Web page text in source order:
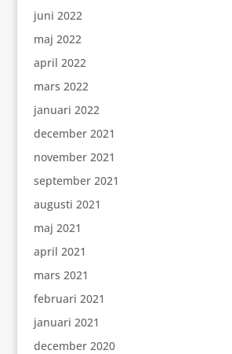
juni 2022
maj 2022
april 2022
mars 2022
januari 2022
december 2021
november 2021
september 2021
augusti 2021
maj 2021
april 2021
mars 2021
februari 2021
januari 2021
december 2020